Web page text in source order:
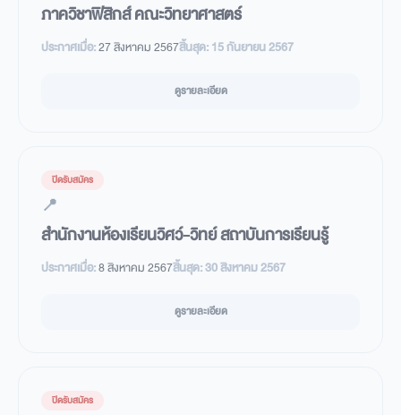
ภาควิชาฟิสิกส์ คณะวิทยาศาสตร์
ประกาศเมื่อ:27 สิงหาคม 2567สิ้นสุด:15 กันยายน 2567
ดูรายละเอียด
ปิดรับสมัคร
📍
สำนักงานห้องเรียนวิศว์-วิทย์ สถาบันการเรียนรู้
ประกาศเมื่อ:8 สิงหาคม 2567สิ้นสุด:30 สิงหาคม 2567
ดูรายละเอียด
ปิดรับสมัคร